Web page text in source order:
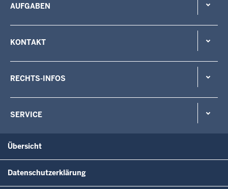
AUFGABEN
KONTAKT
RECHTS-INFOS
SERVICE
Übersicht
Datenschutzerklärung